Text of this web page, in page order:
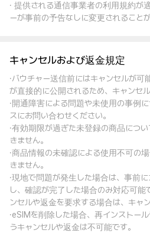
· 提供される通信事業者の利用規約が
ーが事前の予告なしに変更されることが
キャンセルおよび返金規定
·バウチャー送信前にはキャンセルが
が直接的に公開されるため、キャンセ
·開通障害による問題や未使用の事例
スにお問い合わせください。
·有効期限が過ぎた未登録の商品につ
きません。
·商品情報の未確認による使用不可の
きません。
·現地で問題が発生した場合は、事前
し、確認が完了した場合のみ対応可能
ンセルや返金を要求する場合は、キャ
·eSIMを削除した場合、再インストー
うキャンセルや返金は不可能です。